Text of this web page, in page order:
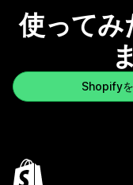
使ってみ
Shopify